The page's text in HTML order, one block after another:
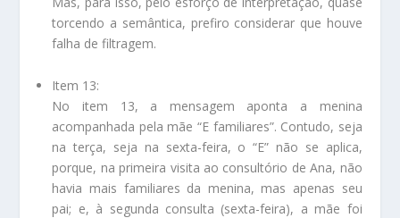
torcendo a semântica, prefiro considerar que houve
falha de filtragem.
Item 13:
No item 13, a mensagem aponta a menina
acompanhada pela mãe “E familiares”. Contudo, seja
na terça, seja na sexta-feira, o “E” não se aplica,
porque, na primeira visita ao consultório de Ana, não
havia mais familiares da menina, mas apenas seu
pai; e, à segunda consulta (sexta-feira), a mãe foi